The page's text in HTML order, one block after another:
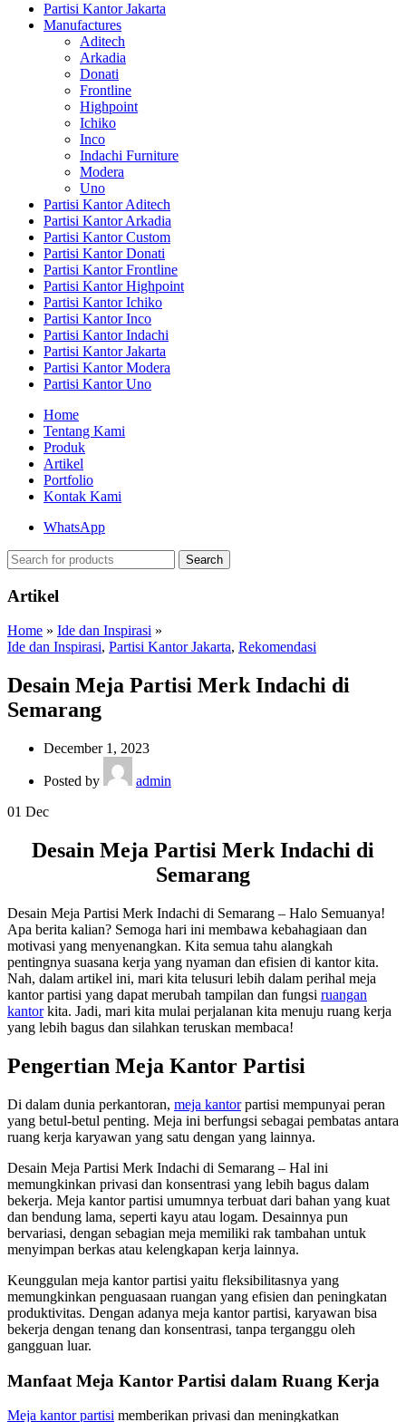
Partisi Kantor Jakarta
Manufactures
Aditech
Arkadia
Donati
Frontline
Highpoint
Ichiko
Inco
Indachi Furniture
Modera
Uno
Partisi Kantor Aditech
Partisi Kantor Arkadia
Partisi Kantor Custom
Partisi Kantor Donati
Partisi Kantor Frontline
Partisi Kantor Highpoint
Partisi Kantor Ichiko
Partisi Kantor Inco
Partisi Kantor Indachi
Partisi Kantor Jakarta
Partisi Kantor Modera
Partisi Kantor Uno
Home
Tentang Kami
Produk
Artikel
Portfolio
Kontak Kami
WhatsApp
Search
Artikel
Home » Ide dan Inspirasi »
Ide dan Inspirasi, Partisi Kantor Jakarta, Rekomendasi
Desain Meja Partisi Merk Indachi di
Semarang
December 1, 2023
Posted by
admin
01 Dec
Desain Meja Partisi Merk Indachi di
Semarang
Desain Meja Partisi Merk Indachi di Semarang – Halo Semuanya!
Apa berita kalian? Semoga hari ini membawa kebahagiaan dan
motivasi yang menyenangkan. Kita semua tahu alangkah
pentingnya suasana kerja yang nyaman dan efisien di kantor kita.
Nah, dalam artikel ini, mari kita telusuri lebih dalam perihal meja
kantor partisi yang dapat merubah tampilan dan fungsi ruangan
kantorkita. Jadi, mari kita mulai perjalanan kita menuju ruang kerja
yang lebih bagus dan silahkan teruskan membaca!
Pengertian Meja Kantor Partisi
Di dalam dunia perkantoran, meja kantorpartisi mempunyai peran
yang betul-betul penting. Meja ini berfungsi sebagai pembatas antara
ruang kerja karyawan yang satu dengan yang lainnya.
Desain Meja Partisi Merk Indachi di Semarang – Hal ini
memungkinkan privasi dan konsentrasi yang lebih bagus dalam
bekerja. Meja kantor partisi umumnya terbuat dari bahan yang kuat
dan bendung lama, seperti kayu atau logam. Desainnya pun
bervariasi, dengan sebagian meja memiliki rak tambahan untuk
menyimpan berkas atau kelengkapan kerja lainnya.
Keunggulan meja kantor partisi yaitu fleksibilitasnya yang
memungkinkan penguasaan ruangan yang efisien dan peningkatan
produktivitas. Dengan adanya meja kantor partisi, karyawan bisa
bekerja dengan tenang dan konsentrasi, tanpa terganggu oleh
gangguan luar.
Manfaat Meja Kantor Partisi dalam Ruang Kerja
Meja kantor partisi memberikan privasi dan meningkatkan